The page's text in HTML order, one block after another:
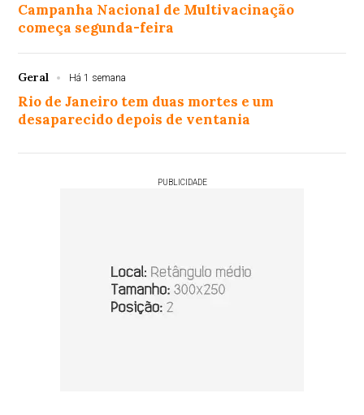
Campanha Nacional de Multivacinação
começa segunda-feira
Geral Há 1 semana
Rio de Janeiro tem duas mortes e um
desaparecido depois de ventania
PUBLICIDADE